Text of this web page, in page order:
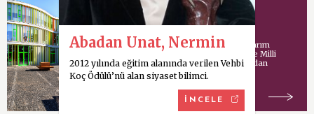
Uluslararası mimari tasarım
şirketi Cannon Design ve Milli
Eğitim Bakanlığı tarafından
ortaklaşa yürütülen
Abadan Unat, Nermin
2012 yılında eğitim alanında verilen Vehbi
Koç Ödülü’nü alan siyaset bilimci.
İNCELE